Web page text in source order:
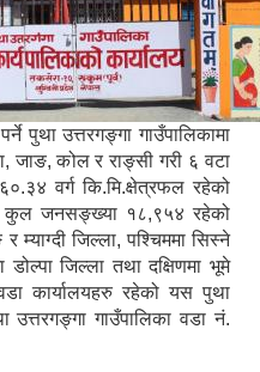
पुथा उत्तरगङ्गा गाउँपालिकामा
जाङ, कोल र राङ्सी गरी ६ वटा
वर्ग कि.मि.क्षेत्रफल रहेको
कुल जनसङ्ख्या १८,९५४ रहेको
म्याग्दी जिल्ला, पश्चिममा सिस्ने
डोल्पा जिल्ला तथा दक्षिणमा भूमे
कार्यालयहरु रहेको यस पुथा
उत्तरगङ्गा गाउँपालिका वडा नं.